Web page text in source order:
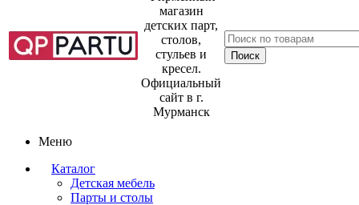
магазин
детских парт,
столов,
стульев и
кресел.
Официальный
сайт в г.
Мурманск
Меню
Каталог
Детская мебель
Парты и столы